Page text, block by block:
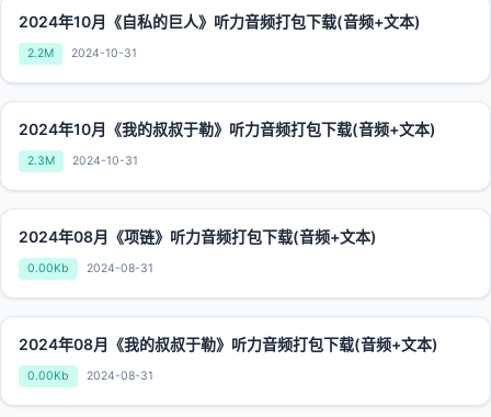
2024年10月《自私的巨人》听力音频打包下载(音频+文本)
2.2M 2024-10-31
2024年10月《我的叔叔于勒》听力音频打包下载(音频+文本)
2.3M 2024-10-31
2024年08月《项链》听力音频打包下载(音频+文本)
0.00Kb 2024-08-31
2024年08月《我的叔叔于勒》听力音频打包下载(音频+文本)
0.00Kb 2024-08-31